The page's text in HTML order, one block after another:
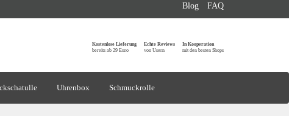
Blog FAQ
Kostenlose Lieferung
bereits ab 29 Euro
Echte Reviews
von Usern
In Kooperation
mit den besten Shops
Uhrenbox Schmuckrolle